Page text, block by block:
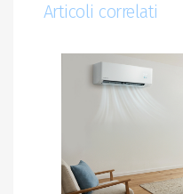
Articoli correlati